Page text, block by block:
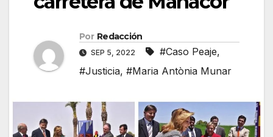
Por Redacción
SEP 5, 2022 #Caso Peaje,
#Justicia, #Maria Antònia Munar